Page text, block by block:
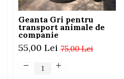
Geanta Gri pentru
transport animale de
companie
75,00 Lei
55,00 Lei